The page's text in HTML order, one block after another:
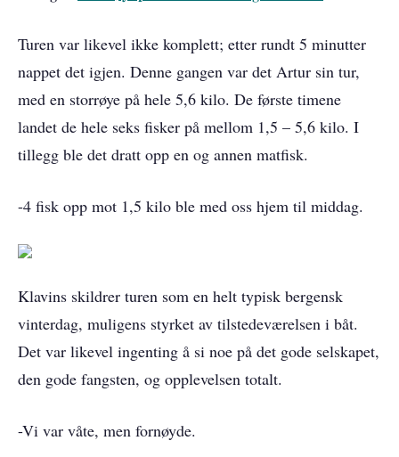
Turen var likevel ikke komplett; etter rundt 5 minutter
nappet det igjen. Denne gangen var det Artur sin tur,
med en storrøye på hele 5,6 kilo. De første timene
landet de hele seks fisker på mellom 1,5 – 5,6 kilo. I
tillegg ble det dratt opp en og annen matfisk.
-4 fisk opp mot 1,5 kilo ble med oss hjem til middag.
Klavins skildrer turen som en helt typisk bergensk
vinterdag, muligens styrket av tilstedeværelsen i båt.
Det var likevel ingenting å si noe på det gode selskapet,
den gode fangsten, og opplevelsen totalt.
-Vi var våte, men fornøyde.